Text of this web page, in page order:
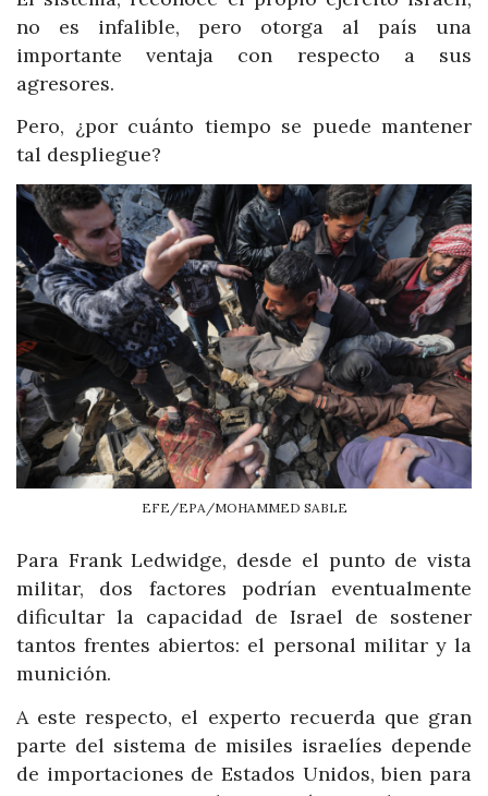
no es infalible, pero otorga al país una
importante ventaja con respecto a sus
agresores.
Pero, ¿por cuánto tiempo se puede mantener
tal despliegue?
EFE/EPA/MOHAMMED SABLE
Para Frank Ledwidge, desde el punto de vista
militar, dos factores podrían eventualmente
dificultar la capacidad de Israel de sostener
tantos frentes abiertos: el personal militar y la
munición.
A este respecto, el experto recuerda que gran
parte del sistema de misiles israelíes depende
de importaciones de Estados Unidos, bien para